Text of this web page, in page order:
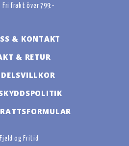
Fri frakt över 799:-
& KONTAKT
& RETUR
Fjeld og Fritid